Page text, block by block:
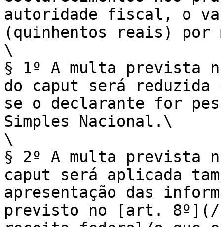
autoridade fiscal, o
(quinhentos reais) por
\
§ 1º A multa prevista
do caput será reduzida
se o declarante for
Simples Nacional.\
\
§ 2º A multa prevista
caput será aplicada
apresentação das
previsto no [art. 8º](/